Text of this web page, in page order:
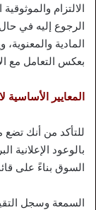
الالتزام
الرجوع إليه في
المادية
بعكس التعامل مع
المعايير
للتأكد من أنك تضع
بالوعود
السوق بناءً على
السمعة وسجل